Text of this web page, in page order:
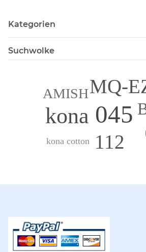
Kategorien
Suchwolke
045
kona
MQ-
112
AMISH
kona cotton